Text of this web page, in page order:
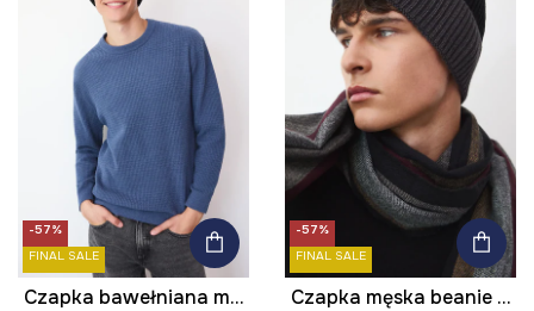
-57%
FINAL SALE
Czapka bawełniana męska z pomponem
-57%
FINAL SALE
Czapka męska beanie z wiskozą